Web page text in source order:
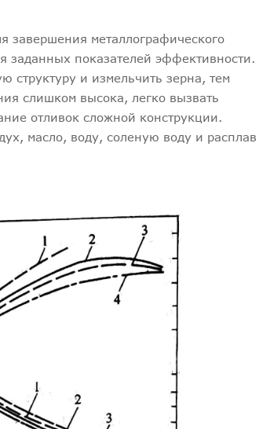
завершения металлографического
заданных показателей эффективности.
структуру и измельчить зерна, тем
слишком высока, легко вызвать
отливок сложной конструкции.
масло, воду, соленую воду и расплав